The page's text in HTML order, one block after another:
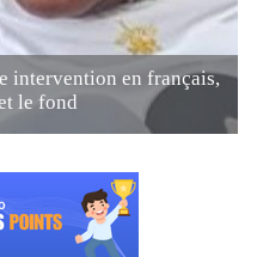
intervention en français,
le fond